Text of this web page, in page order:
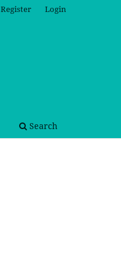
Search
Register Login